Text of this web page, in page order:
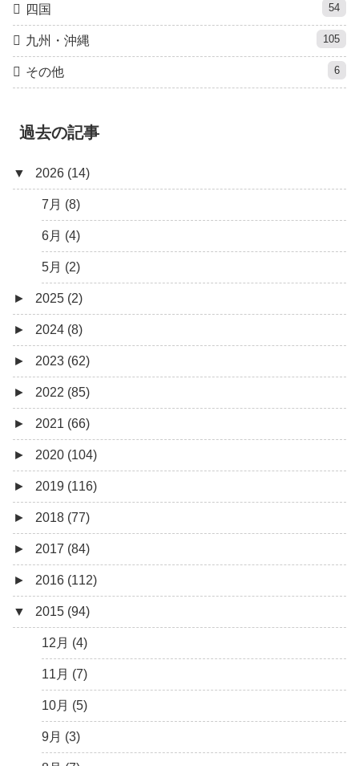
四国 54
九州・沖縄 105
その他 6
過去の記事
▼ 2026 (14)
7月 (8)
6月 (4)
5月 (2)
► 2025 (2)
12月 (1)
6月 (1)
► 2024 (8)
8月 (1)
7月 (1)
5月 (2)
4月 (3)
3月 (1)
► 2023 (62)
9月 (1)
8月 (1)
7月 (8)
6月 (5)
5月 (7)
4月 (9)
3月 (15)
2月 (6)
1月 (10)
► 2022 (85)
12月 (3)
10月 (1)
9月 (4)
8月 (5)
7月 (5)
6月 (8)
5月 (13)
4月 (12)
3月 (13)
2月 (14)
1月 (7)
► 2021 (66)
12月 (4)
11月 (8)
10月 (1)
8月 (2)
7月 (4)
6月 (6)
5月 (5)
4月 (10)
3月 (5)
2月 (11)
► 2020 (104)
12月 (7)
11月 (10)
10月 (8)
9月 (5)
8月 (9)
7月 (8)
6月 (3)
5月 (10)
4月 (7)
► 2019 (116)
12月 (9)
11月 (11)
10月 (9)
9月 (16)
8月 (9)
7月 (11)
6月 (5)
5月 (8)
► 2018 (77)
12月 (6)
11月 (4)
10月 (8)
9月 (12)
8月 (4)
7月 (7)
6月 (7)
► 2017 (84)
12月 (5)
11月 (3)
10月 (5)
9月 (1)
8月 (4)
7月 (6)
► 2016 (112)
12月 (5)
11月 (11)
10月 (6)
9月 (9)
8月 (14)
▼ 2015 (94)
12月 (4)
11月 (7)
10月 (5)
9月 (3)